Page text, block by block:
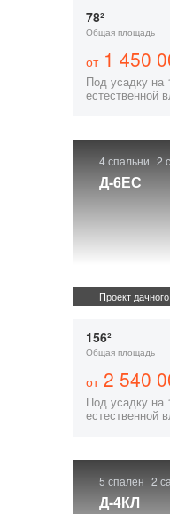
78²
Общая площадь
от1 450
Под усадку на
естественной
4 спальни 2
Д-6ЕС
Проект
156²
Общая площадь
от2 540
Под усадку на
естественной
5 спален 2
Д-4КЛ